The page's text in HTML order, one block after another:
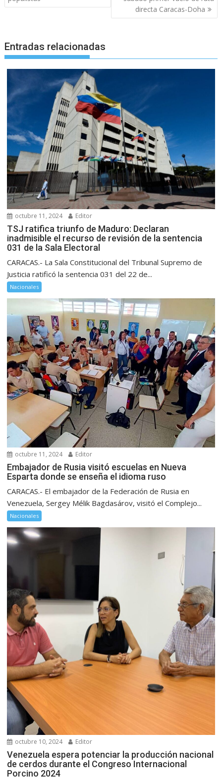
entradas
directa Caracas-Doha
Entradas relacionadas
octubre 11, 2024 Editor
TSJ ratifica triunfo de Maduro: Declaran
inadmisible el recurso de revisión de la sentencia
031 de la Sala Electoral
CARACAS.- La Sala Constitucional del Tribunal Supremo de
Justicia ratificó la sentencia 031 del 22 de...
Nacionales
octubre 11, 2024 Editor
Embajador de Rusia visitó escuelas en Nueva
Esparta donde se enseña el idioma ruso
CARACAS.- El embajador de la Federación de Rusia en
Venezuela, Sergey Mélik Bagdasárov, visitó el Complejo...
Nacionales
octubre 10, 2024 Editor
Venezuela espera potenciar la producción nacional
de cerdos durante el Congreso Internacional
Porcino 2024